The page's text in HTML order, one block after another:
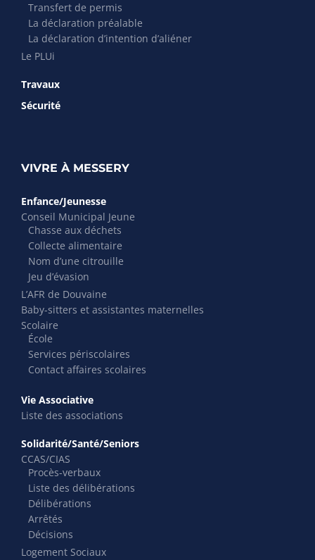
Transfert de permis
La déclaration préalable
La déclaration d’intention d’aliéner
Le PLUi
Travaux
Sécurité
VIVRE À MESSERY
Enfance/Jeunesse
Conseil Municipal Jeune
Chasse aux déchets
Collecte alimentaire
Nom d’une citrouille
Jeu d’évasion
L’AFR de Douvaine
Baby-sitters et assistantes maternelles
Scolaire
École
Services périscolaires
Contact affaires scolaires
Vie Associative
Liste des associations
Solidarité/Santé/Seniors
CCAS/CIAS
Procès-verbaux
Liste des délibérations
Délibérations
Arrêtés
Décisions
Logement Sociaux